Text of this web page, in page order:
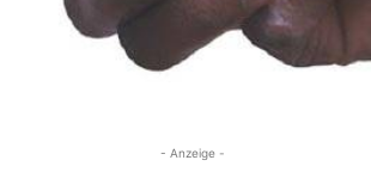
- Anzeige -